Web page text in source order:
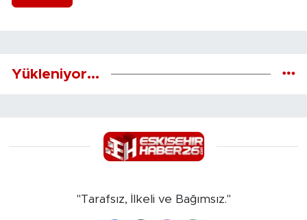
Yükleniyor...
"Tarafsız, İlkeli ve Bağımsız."